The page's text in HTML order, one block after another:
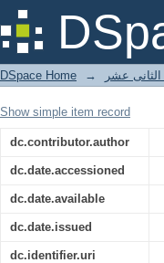
الإسلامي
DSpace Home → الثانى عشر
Show simple item record
dc.contributor.author
dc.date.accessioned
dc.date.available
dc.date.issued
dc.identifier.uri